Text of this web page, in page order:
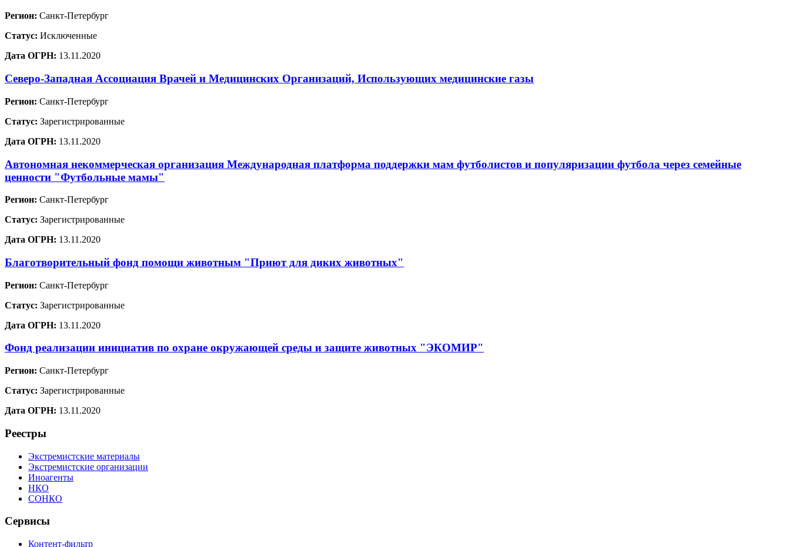
Регион: Санкт-Петербург
Статус: Исключенные
Дата ОГРН: 13.11.2020
Северо-Западная Ассоциация Врачей и Медицинских Организаций, Использующих медицинские газы
Регион: Санкт-Петербург
Статус: Зарегистрированные
Дата ОГРН: 13.11.2020
Автономная некоммерческая организация Международная платформа поддержки мам футболистов и популяризации футбола через семейные
ценности "Футбольные мамы"
Регион: Санкт-Петербург
Статус: Зарегистрированные
Дата ОГРН: 13.11.2020
Благотворительный фонд помощи животным "Приют для диких животных"
Регион: Санкт-Петербург
Статус: Зарегистрированные
Дата ОГРН: 13.11.2020
Фонд реализации инициатив по охране окружающей среды и защите животных "ЭКОМИР"
Регион: Санкт-Петербург
Статус: Зарегистрированные
Дата ОГРН: 13.11.2020
Реестры
Экстремистские материалы
Экстремистские организации
Иноагенты
НКО
СОНКО
Сервисы
Контент-фильтр